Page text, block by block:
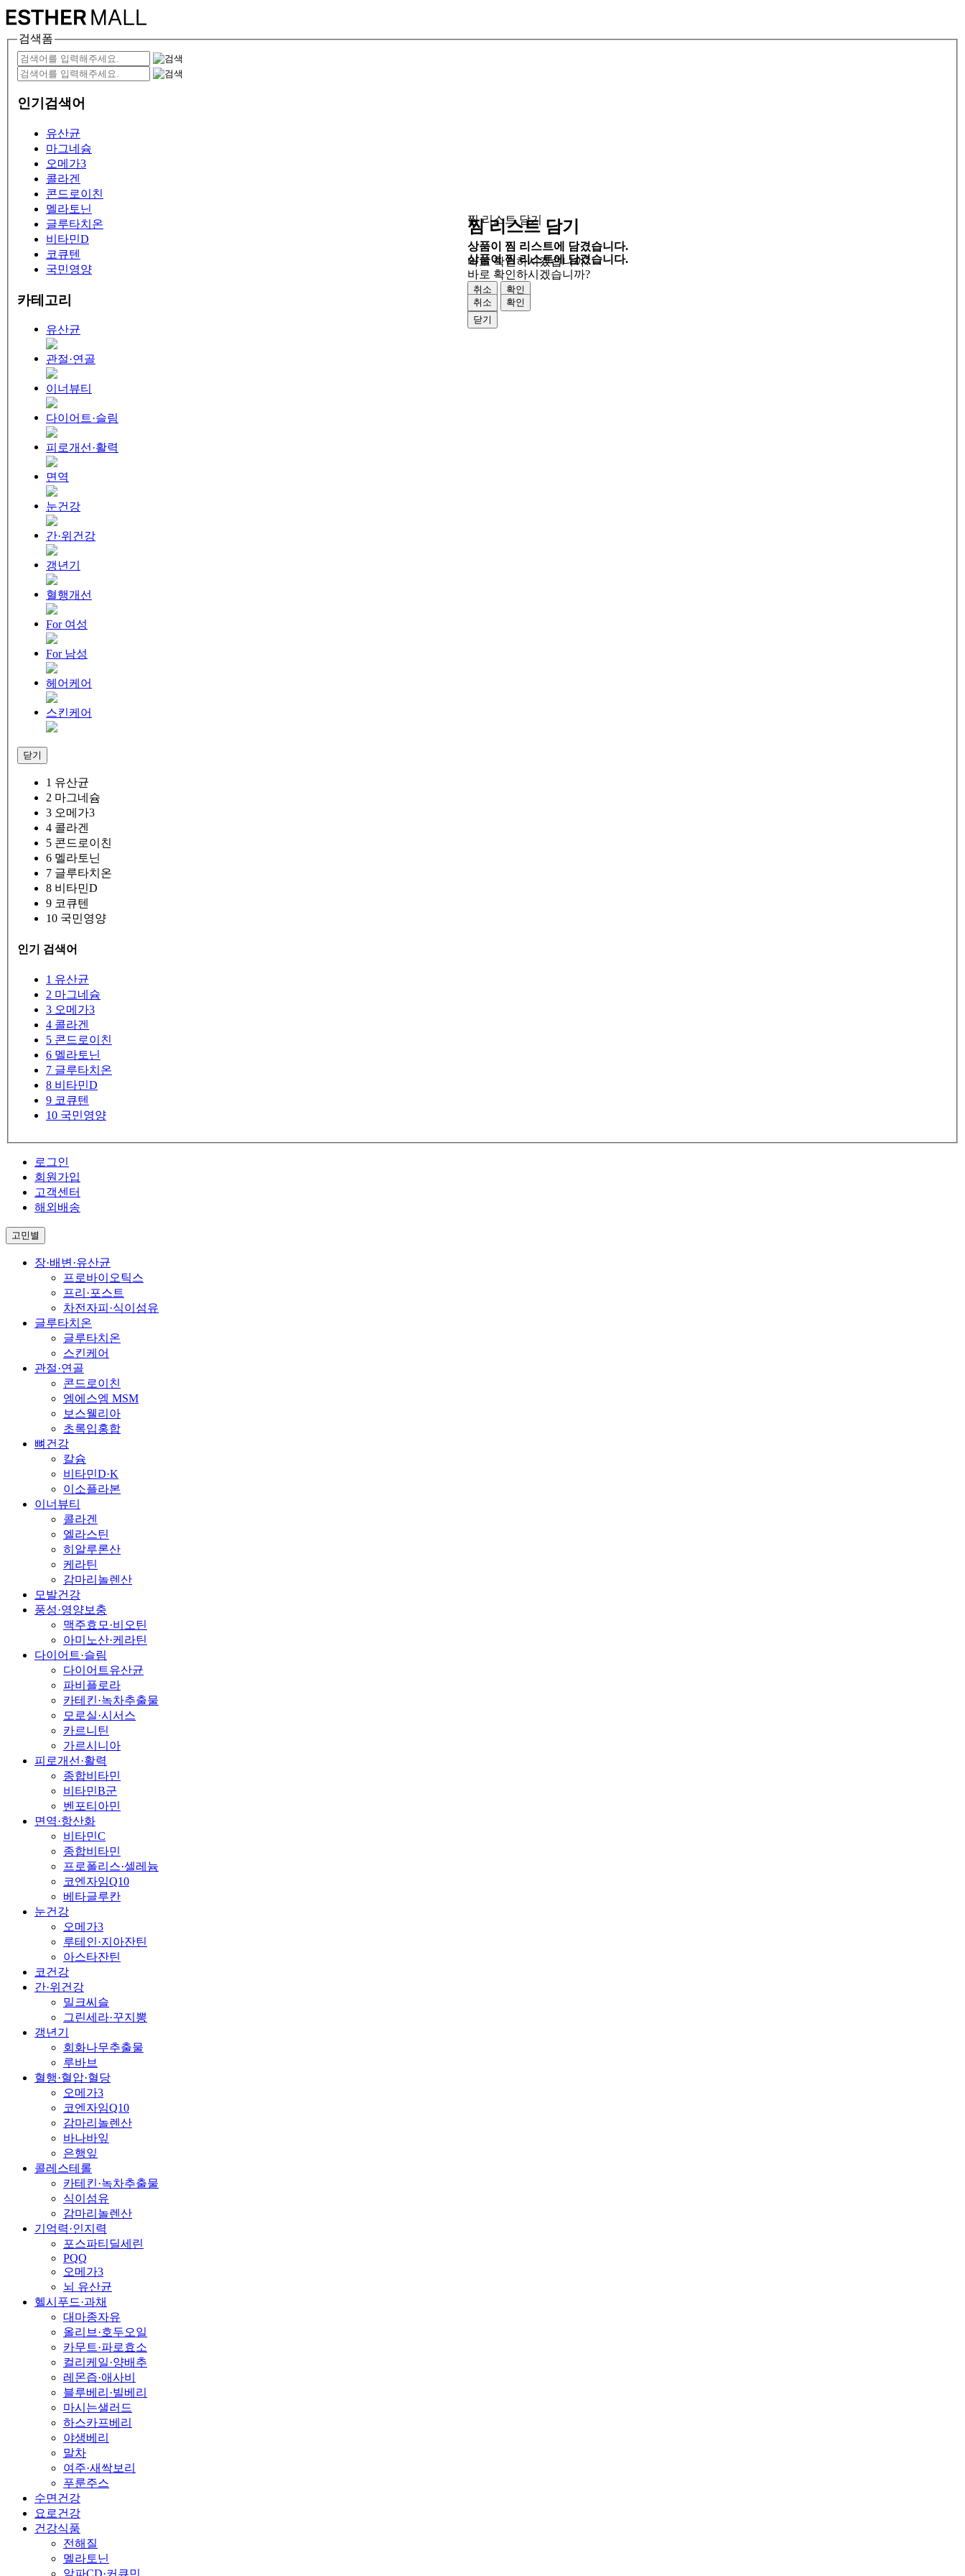
검색폼
인기검색어
유산균
마그네슘
오메가3
콜라겐
콘드로이친
멜라토닌
글루타치온
비타민D
코큐텐
국민영양
카테고리
유산균
관절·연골
이너뷰티
다이어트·슬림
피로개선·활력
면역
눈건강
간·위건강
갱년기
혈행개선
For 여성
For 남성
헤어케어
스킨케어
닫기
1 유산균
2 마그네슘
3 오메가3
4 콜라겐
5 콘드로이친
6 멜라토닌
7 글루타치온
8 비타민D
9 코큐텐
10 국민영양
인기 검색어
1 유산균
2 마그네슘
3 오메가3
4 콜라겐
5 콘드로이친
6 멜라토닌
7 글루타치온
8 비타민D
9 코큐텐
10 국민영양
로그인
회원가입
고객센터
해외배송
고민별
장·배변·유산균
프로바이오틱스
프리·포스트
차전자피·식이섬유
글루타치온
글루타치온
스킨케어
관절·연골
콘드로이친
엠에스엠 MSM
보스웰리아
초록입홍합
뼈건강
칼슘
비타민D·K
이소플라본
이너뷰티
콜라겐
엘라스틴
히알루론산
케라틴
감마리놀렌산
모발건강
풍성·영양보충
맥주효모·비오틴
아미노산·케라틴
다이어트·슬림
다이어트유산균
파비플로라
카테킨·녹차추출물
모로실·시서스
카르니틴
가르시니아
피로개선·활력
종합비타민
비타민B군
벤포티아민
면역·항산화
비타민C
종합비타민
프로폴리스·셀레늄
코엔자임Q10
베타글루칸
눈건강
오메가3
루테인·지아잔틴
아스타잔틴
코건강
간·위건강
밀크씨슬
그린세라·꾸지뽕
갱년기
회화나무추출물
루바브
혈행·혈압·혈당
오메가3
코엔자임Q10
감마리놀렌산
바나바잎
은행잎
콜레스테롤
카테킨·녹차추출물
식이섬유
감마리놀렌산
기억력·인지력
포스파티딜세린
PQQ
오메가3
뇌 유산균
헬시푸드·과채
대마종자유
올리브·호두오일
카무트·파로효소
컬리케일·양배추
레몬즙·애사비
블루베리·빌베리
마시는샐러드
하스카프베리
야생베리
말차
여주·새싹보리
푸룬주스
수면건강
요로건강
건강식품
전해질
멜라토닌
알파CD·커큐민
찜 리스트 담기
상품이 찜 리스트에 담겼습니다.
바로 확인하시겠습니까?
취소
확인
닫기
찜 리스트 담기
상품이 찜 리스트에 담겼습니다.
바로 확인하시겠습니까?
취소
확인
닫기